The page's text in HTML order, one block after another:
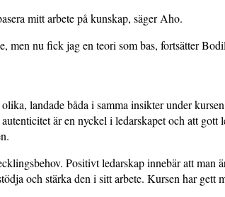
mitt arbete på kunskap, säger Aho.
men nu fick jag en teori som bas, fortsätter
landade båda i samma insikter under
är en nyckel i ledarskapet och att gott
Positivt ledarskap innebär att man
och stärka den i sitt arbete. Kursen har gett